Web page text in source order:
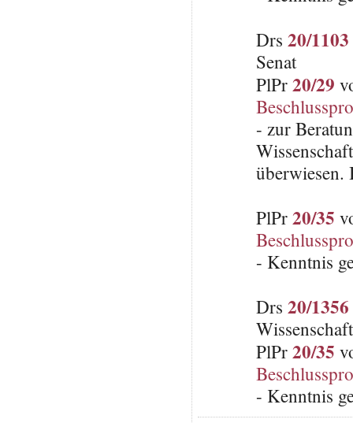
Drs 20/1103
Senat
PlPr20/29
- zur
überwiesen.
PlPr20/35
- Kenntnis
Drs 20/1356
PlPr20/35
- Kenntnis